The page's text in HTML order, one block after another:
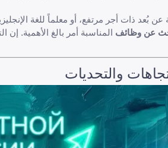
ذات أجر مرتفع، أو معلماً للغة
عن وظائف المناسبة أمر بالغ الأهمية. إن